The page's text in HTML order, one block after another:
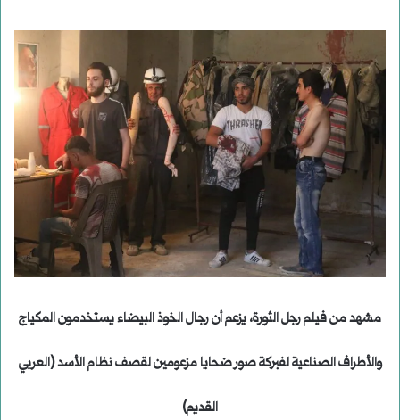
مشهد من فيلم رجل الثورة، يزعم أن رجال الخوذ البيضاء يستخدمون المكياج
والأطراف الصناعية لفبركة صور ضحايا مزعومين لقصف نظام الأسد (العربي
القديم)